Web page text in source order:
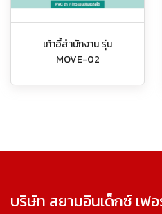
เก้าอี้สำนักงาน รุ่น
MOVE-02
บริษัท สยามอินเด็กซ์ เฟอ